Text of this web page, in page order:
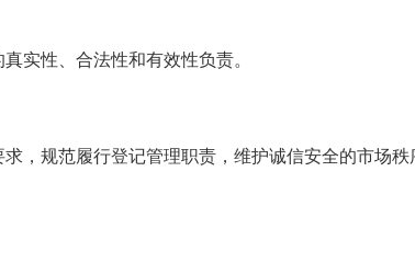
实性、合法性和有效性负责。
，规范履行登记管理职责，维护诚信安全的市场秩